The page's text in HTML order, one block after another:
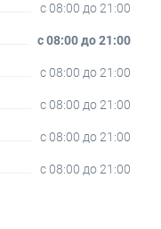
c 08:00 до 21:00
c 08:00 до 21:00
c 08:00 до 21:00
c 08:00 до 21:00
c 08:00 до 21:00
c 08:00 до 21:00